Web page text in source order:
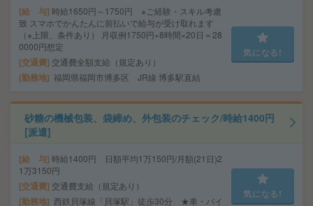
給 与 時給1650円～1750円 ※ご経験・スキル考慮
致 スマホでかんたんに前払いで給与が受け取れます
（※上限、条件あり） 月収例1750円×8時間×20日＝28
0000円想定
交通費 交通費全額支給（規定あり）
勤務地 福岡県福岡市博多区 JR線 博多駅直結
気になる!
砂糖の機械包装、袋締め、外包装のチェック/時給1400円
[派遣]
給 与 時給1400円 日額平均1万150円/月額(21日)2
1万3150円
交通費 交通費支給（規定あり）
勤務地 西鉄貝塚線「貝塚駅」徒歩30分 ★車・バイ
気になる!